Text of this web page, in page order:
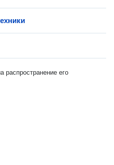
распространение его